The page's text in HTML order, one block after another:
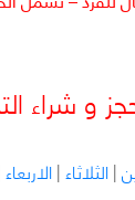
و شراء
|الثلاثاء|الاربعاء